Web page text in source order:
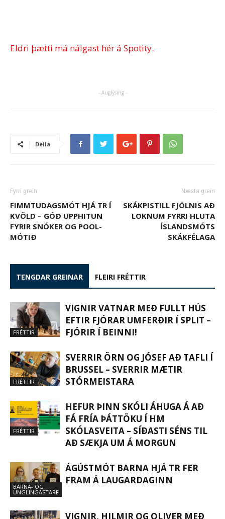
Eldri þætti má nálgast hér á Spotity.
- Auglýsing -
Deila
Fyrri grein
FIMMTUDAGSMÓT HJÁ TR Í
KVÖLD – GÓÐ UPPHITUN
FYRIR SNÓKER OG POOL-
MÓTIÐ
Næsta grein
SKÁKPISTILL FJÖLNIS AÐ
LOKNUM FYRRI HLUTA
ÍSLANDSMÓTS
SKÁKFÉLAGA
TENGDAR GREINAR FLEIRI FRÉTTIR
FRÉTTIR
VIGNIR VATNAR MEÐ FULLT HÚS
EFTIR FJÓRAR UMFERÐIR Í SPLIT –
FJÓRIR Í BEINNI!
FRÉTTIR
SVERRIR ÖRN OG JÓSEF AÐ TAFLI Í
BRUSSEL – SVERRIR MÆTIR
STÓRMEISTARA
FRÉTTIR
HEFUR ÞINN SKÓLI ÁHUGA Á AÐ
FÁ FRÍA ÞÁTTÖKU Í HM
SKÓLASVEITA – SÍÐASTI SÉNS TIL
AÐ SÆKJA UM Á MORGUN
BARNA- OG
UNGLINGASTARF
ÁGÚSTMÓT BARNA HJÁ TR FER
FRAM Á LAUGARDAGINN
VIGNIR, HILMIR OG OLIVER MEÐ